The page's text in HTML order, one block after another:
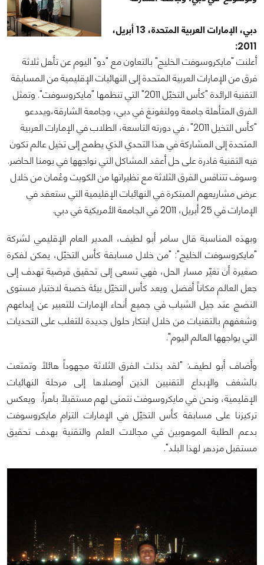
دبي، الإمارات العربية المتحدة، 13أبريل،
2011:
أعلنت "مايكروسوفت الخليج" بالتعاون مع "دو" اليوم عن تأهل ثلاثة
فرق من الإمارات العربية المتحدة إلى النهائيات الإقليمية من المسابقة
التقنية الرائدة "كأس التخيّل 2011" التي تنظمها "مايكروسوفت". وتمثل
الفرق المتأهلة جامعة وولنغونغ في دبي، وجامعة الشارقة،ويددعو
"كأس التخيل 2011"، في دورته التاسعة، الطلاب في الإمارات العربية
المتحدة إلى المشاركة في هذا التحدي الذي يطمح إلى تخيل عالم تكون
فيه التقنية قادرة على حل أعقد المشاكل التي نواجهها في يومنا الحاضر.
وسوف تتنافس الفرق الثلاثة مع نظيراتها من الكويت وعُمان من خلال
عرض مشاريعهم المبتكرة في النهائيات الإقليمية التي ستعقد في
الإمارات في 25 أبريل، 2011 في الجامعة الأمريكية في دبي.
وبهذه المناسبة قال سامر أبو لطيف، المدير العام الإقليمي لشركة
"مايكروسوفت الخليج": "من خلال مسابقة كأس التخيّل، يمكن لفكرة
صغيرة أن تغيّر مسار الحل، فهي تسعى إلى تحقيق فرضية تهدف إلى
جعل العالم مكاناً أفضل. ويعد كأس التخيّل بيئة خصبة لاختبار مستوى
النضج عند جيل الشباب في جميع أنحاء الإمارات للتعبير عن إبداعهم
وشغفهم بالتقنيات من خلال ابتكار حلول جديدة للتغلب على التحديات
التي يواجهها العالم اليوم".
وأضاف أبو لطيف: "لقد بذلت الفرق الثلاثة مجهوداً هائلاً وتمتعت
بالشغف والإبداع التقنيين الذين أوصلاها إلى مرحلة النهائيات
الإقليمية، ونحن في مايكروسوفت نتمنى لهم مستقبلاً باهراً. ويعكس
تركيزنا على مسابقة كأس التخيّل في الإمارات التزام مايكروسوفت
بدعم الطلبة الموهوبين في مجالات العلم والتقنية بهدف تحقيق
مستقبل مزدهر لهذا البلد".